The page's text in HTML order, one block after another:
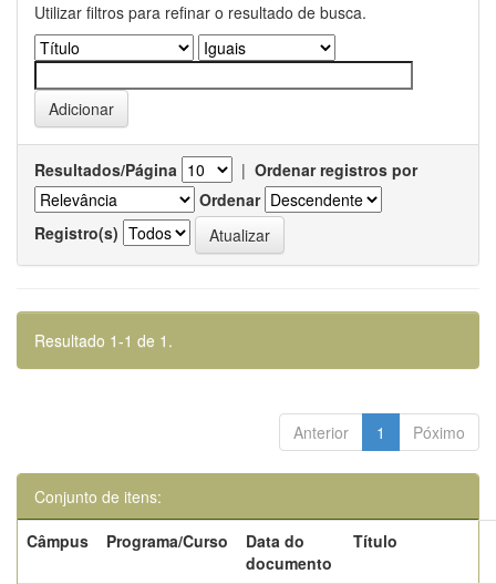
Utilizar filtros para refinar o resultado de busca.
Resultados/Página | Ordenar registros por
Ordenar
Registro(s)
Resultado 1-1 de 1.
Anterior 1 Póximo
Conjunto de itens:
Câmpus
Programa/Curso
Data do
documento
Título